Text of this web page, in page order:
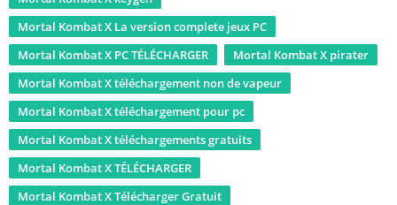
Mortal Kombat X La version complete jeux PC
Mortal Kombat X PC TÉLÉCHARGER
Mortal Kombat X pirater
Mortal Kombat X téléchargement non de vapeur
Mortal Kombat X téléchargement pour pc
Mortal Kombat X téléchargements gratuits
Mortal Kombat X TÉLÉCHARGER
Mortal Kombat X Télécharger Gratuit